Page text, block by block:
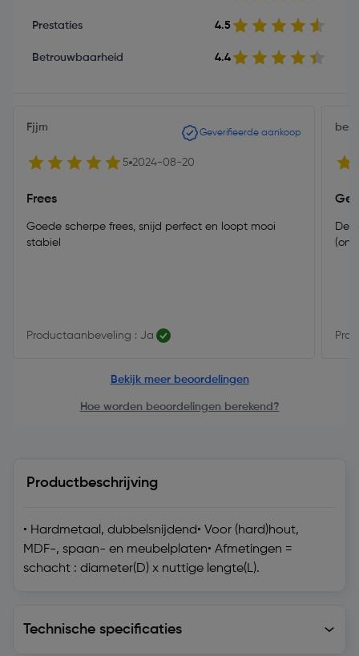
Prestaties 4.5
Betrouwbaarheid 4.4
Fjjm Geverifieerde aankoop
5 2024-08-20
Frees
Goede scherpe frees, snijd perfect en loopt mooi
stabiel
Productaanbeveling : Ja
De
Bekijk meer beoordelingen
Hoe worden beoordelingen berekend?
Productbeschrijving
• Hardmetaal, dubbelsnijdend• Voor (hard)hout,
MDF-, spaan- en meubelplaten• Afmetingen =
schacht : diameter(D) x nuttige lengte(L).
Technische specificaties